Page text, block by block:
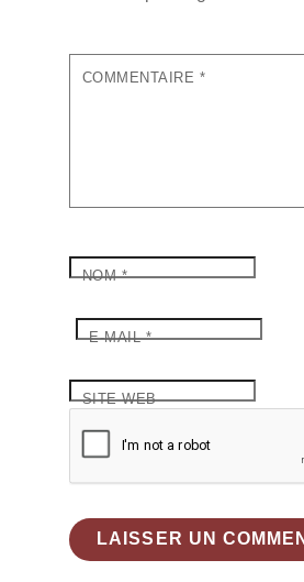
COMMENTAIRE *
NOM*
E-MAIL*
SITE WEB